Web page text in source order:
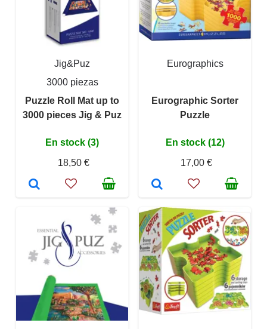
Jig&Puz
3000 piezas
Puzzle Roll Mat up to
3000 pieces Jig & Puz
En stock (3)
18,50 €
Eurographics
Eurographic Sorter
Puzzle
En stock (12)
17,00 €